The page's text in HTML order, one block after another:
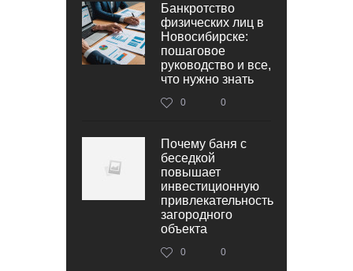
Банкротство
физических лиц в
Новосибирске:
пошаговое
руководство и все,
что нужно знать
0 0
Почему баня с
беседкой
повышает
инвестиционную
привлекательность
загородного
объекта
0 0